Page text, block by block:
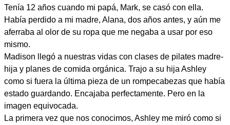
Tenía 12 años cuando mi papá, Mark, se casó con ella.
Había perdido a mi madre, Alana, dos años antes, y aún me
aferraba al olor de su ropa que me negaba a usar por eso
mismo.
Madison llegó a nuestras vidas con clases de pilates madre-
hija y planes de comida orgánica. Trajo a su hija Ashley
como si fuera la última pieza de un rompecabezas que había
estado guardando. Encajaba perfectamente. Pero en la
imagen equivocada.
La primera vez que nos conocimos, Ashley me miró como si